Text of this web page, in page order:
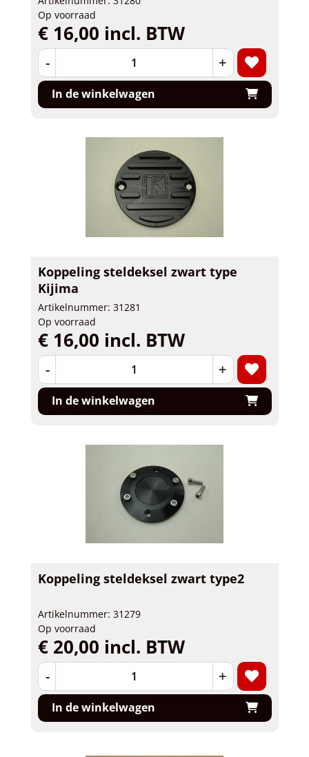
Op voorraad
€ 16,00 incl. BTW
- +
In de winkelwagen
Koppeling steldeksel zwart type
Kijima
Artikelnummer: 31281
Op voorraad
€ 16,00 incl. BTW
- +
In de winkelwagen
Koppeling steldeksel zwart type2
Artikelnummer: 31279
Op voorraad
€ 20,00 incl. BTW
- +
In de winkelwagen